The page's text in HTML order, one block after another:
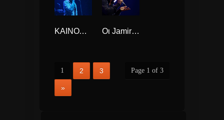
ΚΑΙΝΟΥΡΙΟΣ SOULNEK : ΧΑΜΕΝΟΙ ΣΤΟ ΔΙΑΣΤΗΜΑ! Οι Jamiroquai το καλοκαίρι στην Αθήνα!
Page 1 of 3
1 2 3
»